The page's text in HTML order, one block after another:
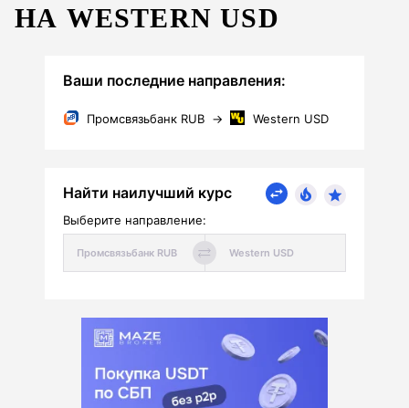
НА WESTERN USD
Ваши последние направления:
Промсвязьбанк RUB → Western USD
Найти наилучший курс
Выберите направление: